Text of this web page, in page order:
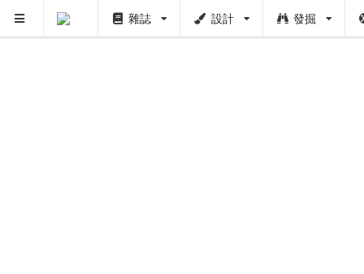
雜誌 設計 發掘